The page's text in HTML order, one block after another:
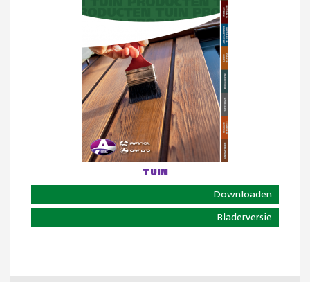
TUIN
Downloaden
Bladerversie